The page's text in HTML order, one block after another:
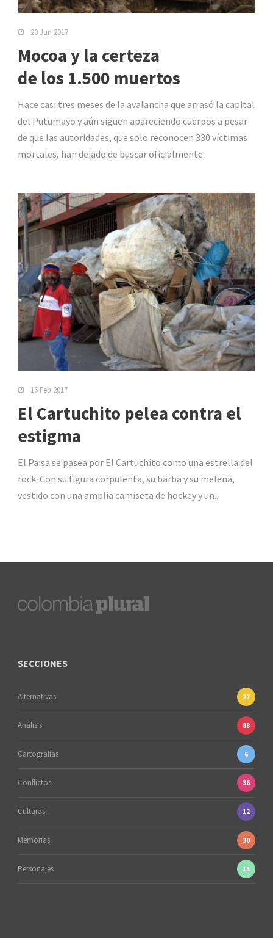
20 Jun 2017
Mocoa y la certeza
de los 1.500 muertos
Hace casi tres meses de la avalancha que arrasó la capital
del Putumayo y aún siguen apareciendo cuerpos a pesar
de que las autoridades, que solo reconocen 330 víctimas
mortales, han dejado de buscar oficialmente.
16 Feb 2017
El Cartuchito pelea contra el
estigma
El Paisa se pasea por El Cartuchito como una estrella del
rock. Con su figura corpulenta, su barba y su melena,
vestido con una amplia camiseta de hockey y un...
SECCIONES
Alternativas 27
Análisis 88
Cartografías 6
Conflictos 36
Culturas 12
Memorias 30
Personajes 15